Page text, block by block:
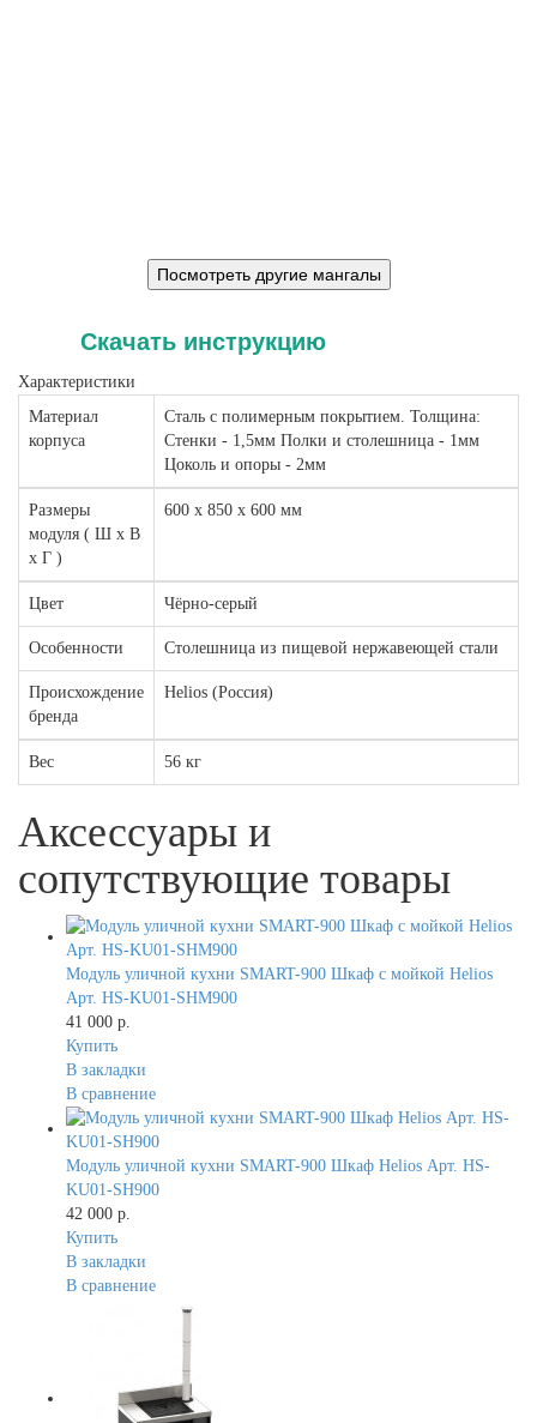
Скачать инструкцию
Характеристики
Материал
корпуса
Сталь с полимерным покрытием. Толщина:
Стенки - 1,5мм Полки и столешница - 1мм
Цоколь и опоры - 2мм
Размеры
модуля ( Ш х В
х Г )
600 х 850 х 600 мм
Цвет Чёрно-серый
Особенности Столешница из пищевой нержавеющей стали
Происхождение
бренда
Helios (Россия)
Вес 56 кг
Аксессуары и
сопутствующие товары
Модуль уличной кухни SMART-900 Шкаф с мойкой Helios
Арт. HS-KU01-SHM900
41 000 р.
Купить
В закладки
В сравнение
Модуль уличной кухни SMART-900 Шкаф Helios Арт. HS-
KU01-SH900
42 000 р.
Купить
В закладки
В сравнение